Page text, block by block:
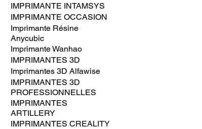
IMPRIMANTE INTAMSYS
IMPRIMANTE OCCASION
Imprimante Résine
Anycubic
Imprimante Wanhao
IMPRIMANTES 3D
Imprimantes 3D Alfawise
IMPRIMANTES 3D
PROFESSIONNELLES
IMPRIMANTES
ARTILLERY
IMPRIMANTES CREALITY